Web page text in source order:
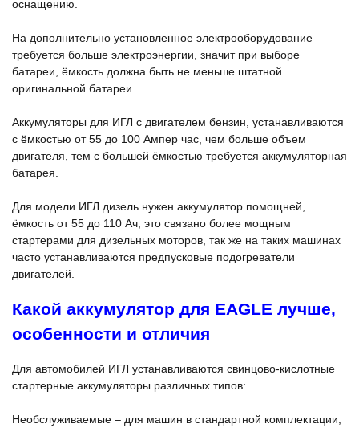
оснащению.
На дополнительно установленное электрооборудование
требуется больше электроэнергии, значит при выборе
батареи, ёмкость должна быть не меньше штатной
оригинальной батареи.
Аккумуляторы для ИГЛ с двигателем бензин, устанавливаются
с ёмкостью от 55 до 100 Ампер час, чем больше объем
двигателя, тем с большей ёмкостью требуется аккумуляторная
батарея.
Для модели ИГЛ дизель нужен аккумулятор помощней,
ёмкость от 55 до 110 Ач, это связано более мощным
стартерами для дизельных моторов, так же на таких машинах
часто устанавливаются предпусковые подогреватели
двигателей.
Какой аккумулятор для EAGLE лучше,
особенности и отличия
Для автомобилей ИГЛ устанавливаются свинцово-кислотные
стартерные аккумуляторы различных типов:
Необслуживаемые – для машин в стандартной комплектации,